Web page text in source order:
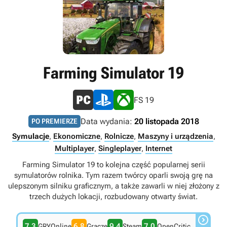
Farming Simulator 19
FS 19
PO PREMIERZE Data wydania: 20 listopada 2018
Symulacje, Ekonomiczne, Rolnicze, Maszyny i urządzenia,
Multiplayer, Singleplayer, Internet
Farming Simulator 19 to kolejna część popularnej serii
symulatorów rolnika. Tym razem twórcy oparli swoją grę na
ulepszonym silniku graficznym, a także zawarli w niej złożony z
trzech dużych lokacji, rozbudowany otwarty świat.
